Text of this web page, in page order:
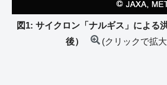
図1: サイクロン「ナルギス」による
後）
(クリックで拡